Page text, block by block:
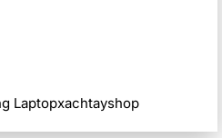
bộ xử lý Intel ®️ thế hệ thứ 12
Laptopxachtayshop